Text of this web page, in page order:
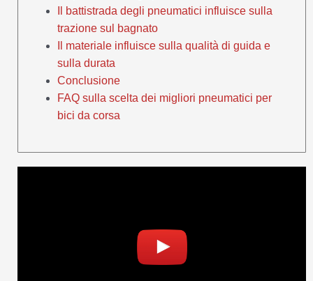
Il battistrada degli pneumatici influisce sulla
trazione sul bagnato
Il materiale influisce sulla qualità di guida e
sulla durata
Conclusione
FAQ sulla scelta dei migliori pneumatici per
bici da corsa